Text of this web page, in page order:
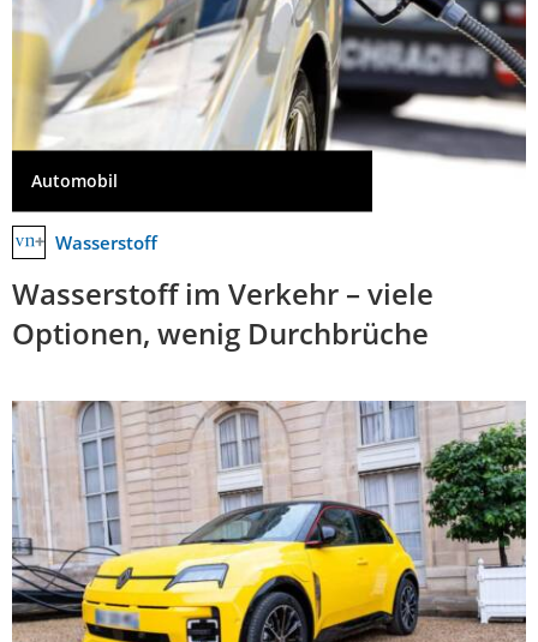
Automobil
Wasserstoff
Wasserstoff im Verkehr – viele
Optionen, wenig Durchbrüche